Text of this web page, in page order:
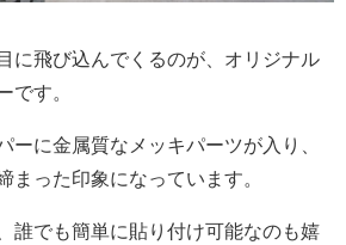
に飛び込んでくるのが、オリジナル
です。
ーに金属質なメッキパーツが入り、
まった印象になっています。
誰でも簡単に貼り付け可能なのも嬉